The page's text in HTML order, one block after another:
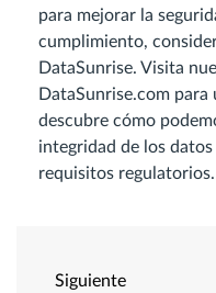
para mejorar la
cumplimiento,
DataSunrise. Visita
DataSunrise.com para
descubre cómo
integridad de los
requisitos regulatorios.
Siguiente